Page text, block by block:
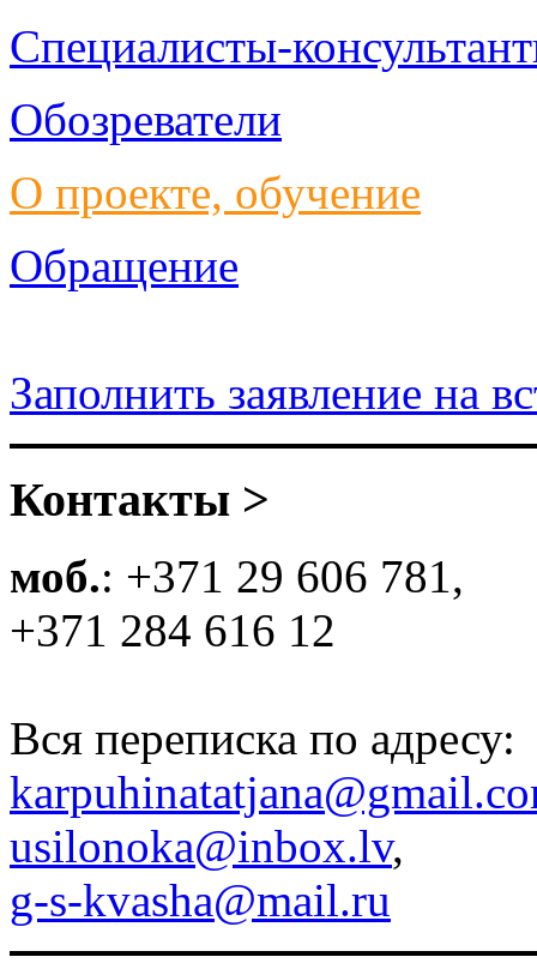
Специалисты-
Обозреватели
О проекте, обучение
Обращение
Заполнить заявление на
Контакты >
моб.: +371 29 606 781,
+371 284 616 12
Вся переписка по адресу:
usilonoka@inbox.lv,
g-s-kvasha@mail.ru